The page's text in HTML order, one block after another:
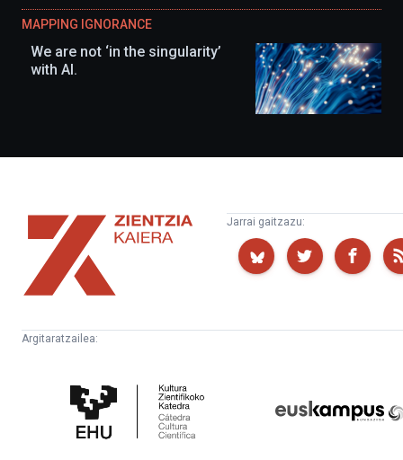
MAPPING IGNORANCE
We are not ‘in the singularity’
with AI.
Zientzia
Kaiera
Jarrai gaitzazu:
Argitaratzailea:
Zientifikoko
Katedra